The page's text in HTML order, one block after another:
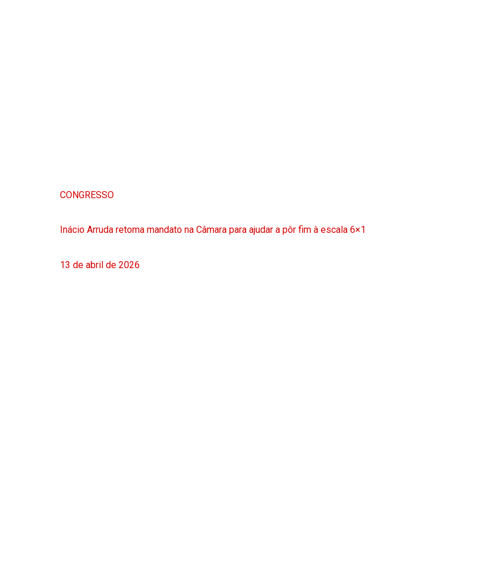
CONGRESSO
Inácio Arruda retoma mandato na Câmara para ajudar a pôr fim à escala 6×1
13 de abril de 2026